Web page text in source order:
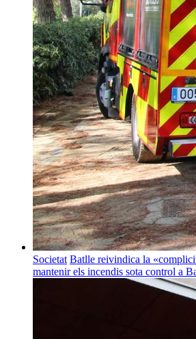
Societat Batlle reivindica la
mantenir els incendis sota control a